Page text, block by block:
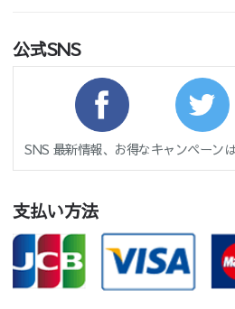
公式SNS
SNS 最新情報、お得なキャンペーン
支払い方法